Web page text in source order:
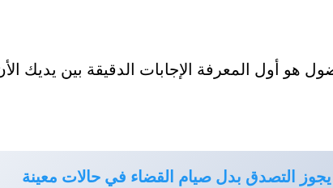
التصدق بدل صيام القضاء في حالات معينة